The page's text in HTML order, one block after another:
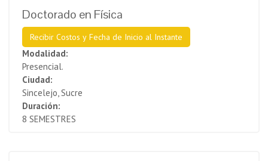
Doctorado en Física
Recibir Costos y Fecha de Inicio al Instante
Modalidad:
Presencial.
Ciudad:
Sincelejo, Sucre
Duración:
8 SEMESTRES